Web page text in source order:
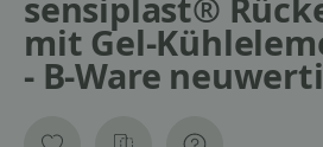
sensiplast®
mit Gel-
- B-Ware